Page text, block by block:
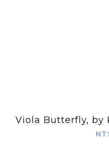
Viola Butterfly, by